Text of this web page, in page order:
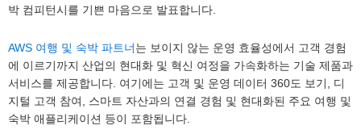
박 컴피턴시를 기쁜 마음으로 발표합니다.
AWS 여행 및 숙박 파트너는 보이지 않는 운영 효율성에서 고객 경험
에 이르기까지 산업의 현대화 및 혁신 여정을 가속화하는 기술 제품과
서비스를 제공합니다. 여기에는 고객 및 운영 데이터 360도 보기, 디
지털 고객 참여, 스마트 자산과의 연결 경험 및 현대화된 주요 여행 및
숙박 애플리케이션 등이 포함됩니다.